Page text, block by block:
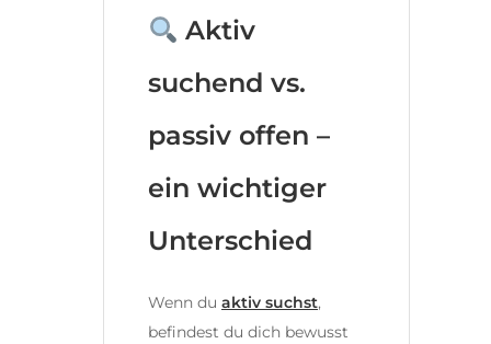
Aktiv
suchend vs.
passiv offen –
ein wichtiger
Unterschied
Wenn du aktiv suchst,
befindest du dich bewusst